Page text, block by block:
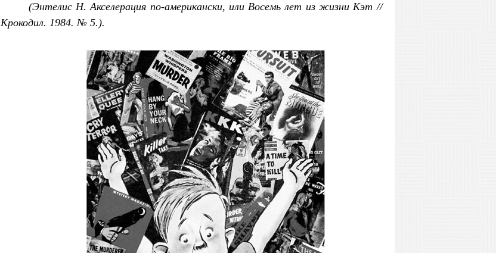
(Энтелис Н. Акселерация по-американски, или Восемь лет из жизни Кэт //
Крокодил. 1984. № 5.).